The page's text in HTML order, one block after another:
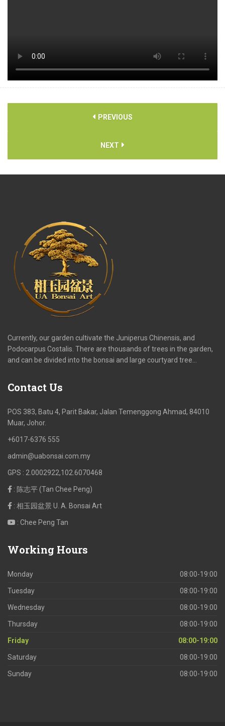
PREVIOUS
NEXT
Currently, our garden cultivate the Juniperus Chinensis, and
Podocarpus Costalis. There are thousands of trees in the garden,
and can be divided into the bonsai and large courtyard tree…
Contact Us
POS 383, Batu 4, Parit Bakar, Jalan Temenggong Ahmad, 84010
Muar, Johor.
+6017-6376 555
admin@uabonsai.com.my
GPS : 2.0002922,102.6070468
: 陈志平 (Tan Chee Peng)
: 相玉园盆景 U. A. Bonsai Art
: Chee Peng Tan
Working Hours
Monday 08:00-19:00
Tuesday 08:00-19:00
Wednesday 08:00-19:00
Thursday 08:00-19:00
Friday 08:00-19:00
Saturday 08:00-19:00
Sunday 08:00-19:00